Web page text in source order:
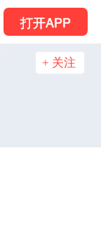
打开APP
+ 关注